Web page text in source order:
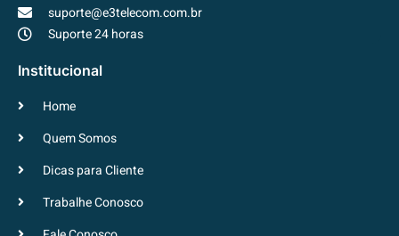
suporte@e3telecom.com.br
Suporte 24 horas
Institucional
Home
Quem Somos
Dicas para Cliente
Trabalhe Conosco